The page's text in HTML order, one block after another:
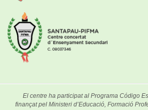
El centre ha participat al Programa Código
finançat pel Ministeri d’Educació, Formació